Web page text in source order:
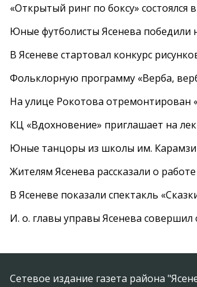
«Открытый ринг по боксу»
Юные футболисты Ясенева победили
В Ясеневе стартовал конкурс
Фольклорную программу «Верба,
На улице Рокотова отремонтирован
КЦ «Вдохновение» приглашает на
Юные танцоры из школы им.
Жителям Ясенева рассказали о
В Ясеневе показали спектакль
И. о. главы управы Ясенева
Сетевое издание газета района